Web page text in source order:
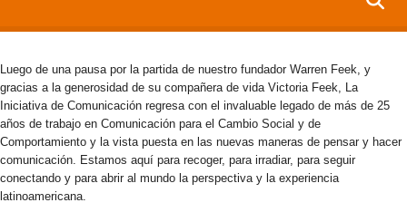
Luego de una pausa por la partida de nuestro fundador Warren Feek, y
gracias a la generosidad de su compañera de vida Victoria Feek, La
Iniciativa de Comunicación regresa con el invaluable legado de más de 25
años de trabajo en Comunicación para el Cambio Social y de
Comportamiento y la vista puesta en las nuevas maneras de pensar y hacer
comunicación. Estamos aquí para recoger, para irradiar, para seguir
conectando y para abrir al mundo la perspectiva y la experiencia
latinoamericana.